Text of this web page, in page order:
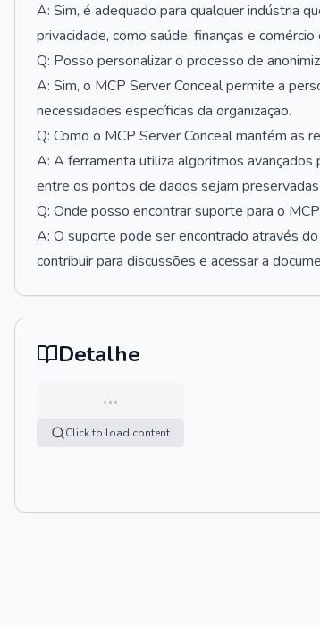
A: Sim, é adequado para qualquer indústria
privacidade, como saúde, finanças e
Q: Posso personalizar o processo de
A: Sim, o MCP Server Conceal permite a
necessidades específicas da organização.
Q: Como o MCP Server Conceal mantém as
A: A ferramenta utiliza algoritmos avançados
entre os pontos de dados sejam preservadas
Q: Onde posso encontrar suporte para o
A: O suporte pode ser encontrado através
contribuir para discussões e acessar a
Detalhe
…
Click to load content